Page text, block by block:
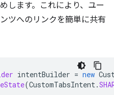
します。これにより、ユー
ツへのリンクを簡単に共有
intentBuilder = new
(CustomTabsIntent.